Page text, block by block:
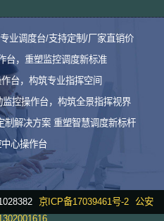
业调度台/支持定制/厂家直销价
台，重塑监控调度新标准
台，构筑专业指挥空间
控操作台，构筑全景指挥视界
制解决方案 重塑智慧调度新标杆
心操作台
京ICP备17039461号-2
公安